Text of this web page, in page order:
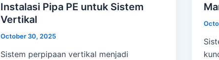
Instalasi Pipa PE untuk Sistem
Vertikal
October 30, 2025
Sistem perpipaan vertikal menjadi